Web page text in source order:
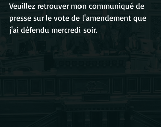
Veuillez retrouver mon communiqué de
presse sur le vote de l'amendement que
j'ai défendu mercredi soir.